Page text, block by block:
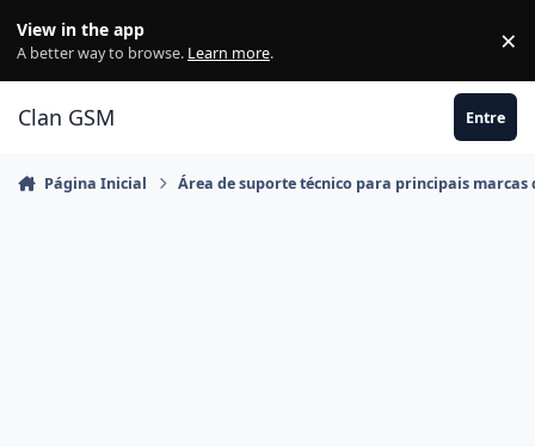
View in the app
A better way to browse. Learn more. ×
Clan GSM Entre
Página Inicial Área de suporte técnico para principais marcas